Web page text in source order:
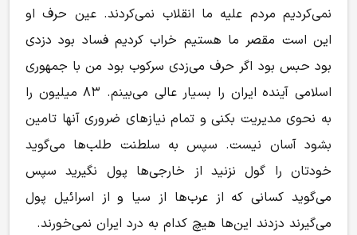
نمی‌کردیم مردم علیه ما انقلاب نمی‌کردند. عین حرف او
این است مقصر ما هستیم خراب کردیم فساد بود دزدی
بود حبس بود اگر حرف می‌زدی سرکوب بود من با جمهوری
اسلامی آینده ایران را بسیار عالی می‌بینم. ۸۳ میلیون را
به نحوی مدیریت بکنی و تمام نیاز‌های ضروری آنها تامین
بشود آسان نیست. سپس به سلطنت طلب‌ها می‌گوید
خودتان را گول نزنید از خارجی‌ها پول نگیرید سپس
می‌گوید کسانی که از عرب‌ها از سیا و از اسرائیل پول
می‌گیرند دزدند این‌ها هیچ کدام به درد ایران نمی‌خورند.